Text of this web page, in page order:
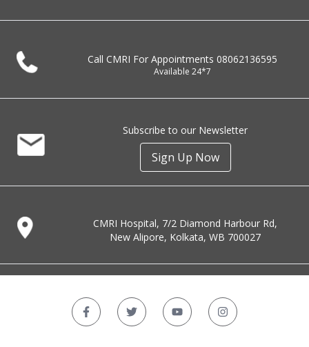
Call CMRI For Appointments 08062136595
Available 24*7
Subscribe to our Newsletter
Sign Up Now
CMRI Hospital, 7/2 Diamond Harbour Rd,
New Alipore, Kolkata, WB 700027